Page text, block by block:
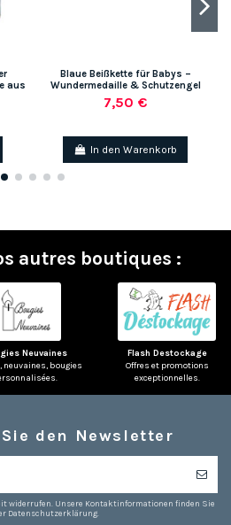
(6 noten)
aus
Blaue Beißkette für Babys –
Wundermedaille & Schutzengel
7,50 €
In den Warenkorb
autres boutiques :
Neuvaines
neuvaines, bougies
Flash Destockage
Offres et promotions
exceptionnelles.
den Newsletter
widerrufen. Unsere Kontaktinformationen finden Sie
Datenschutzerklärung.